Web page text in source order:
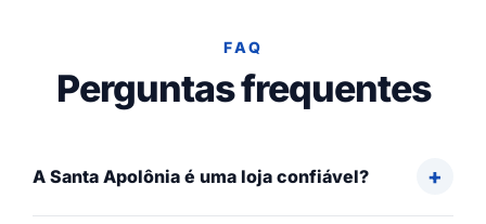
FAQ
Perguntas frequentes
A Santa Apolônia é uma loja confiável?